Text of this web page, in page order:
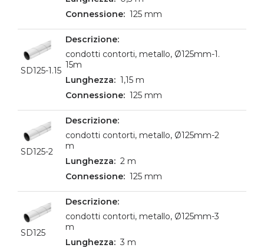
125 mm
SD125-1.15
condotti contorti, metallo, Ø125mm-1.
15m
1,15 m
125 mm
SD125-2
condotti contorti, metallo, Ø125mm-2
m
2 m
125 mm
SD125
condotti contorti, metallo, Ø125mm-3
m
3 m